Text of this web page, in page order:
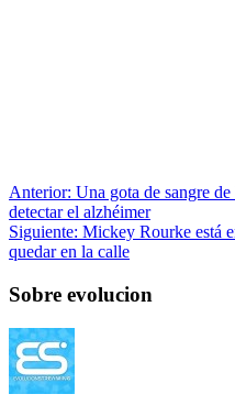
Anterior: Una gota de sangre
detectar el alzhéimer
Siguiente: Mickey Rourke está
quedar en la calle
Sobre evolucion